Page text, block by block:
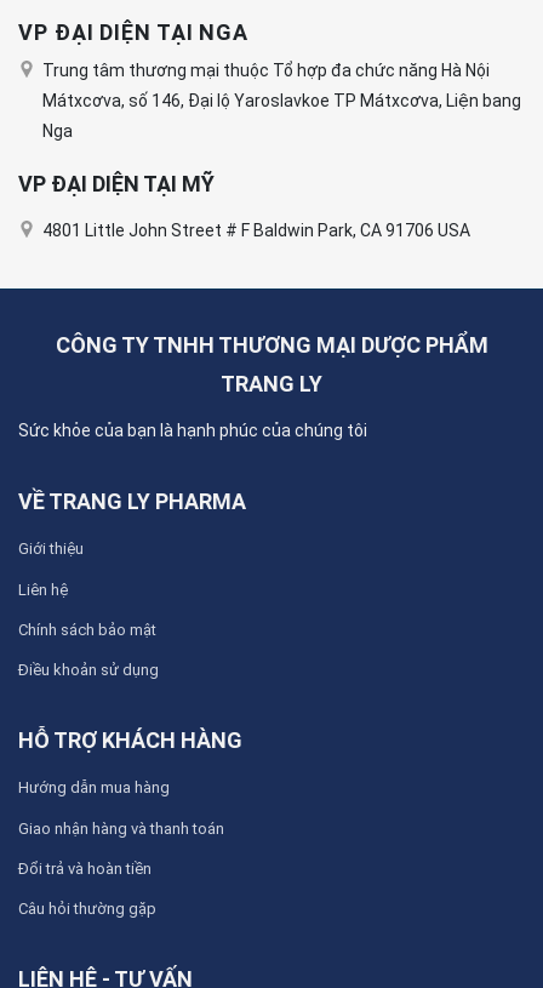
VP ĐẠI DIỆN TẠI NGA
Trung tâm thương mại thuộc Tổ hợp đa chức năng Hà Nội
Mátxcơva, số 146, Đại lộ Yaroslavkoe TP Mátxcơva, Liện bang
Nga
VP ĐẠI DIỆN TẠI MỸ
4801 Little John Street # F Baldwin Park, CA 91706 USA
CÔNG TY TNHH THƯƠNG MẠI DƯỢC PHẨM
TRANG LY
Sức khỏe của bạn là hạnh phúc của chúng tôi
VỀ TRANG LY PHARMA
Giới thiệu
Liên hệ
Chính sách bảo mật
Điều khoản sử dụng
HỖ TRỢ KHÁCH HÀNG
Hướng dẫn mua hàng
Giao nhận hàng và thanh toán
Đổi trả và hoàn tiền
Câu hỏi thường gặp
LIÊN HỆ - TƯ VẤN